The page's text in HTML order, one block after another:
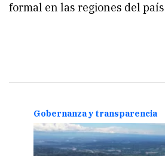
formal en las regiones del
Gobernanza y transparencia